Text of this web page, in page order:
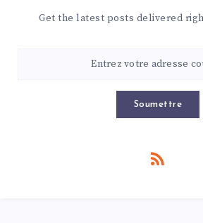
Get the latest posts delivered
Soumettre